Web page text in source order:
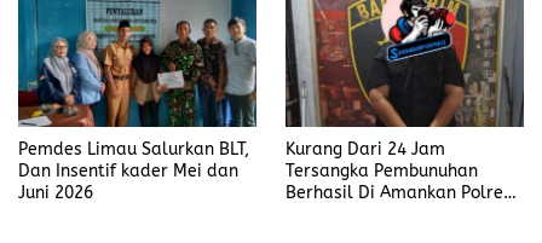
Pemdes Limau Salurkan BLT,
Dan Insentif kader Mei dan
Juni 2026
Kurang Dari 24 Jam
Tersangka Pembunuhan
Berhasil Di Amankan Polres